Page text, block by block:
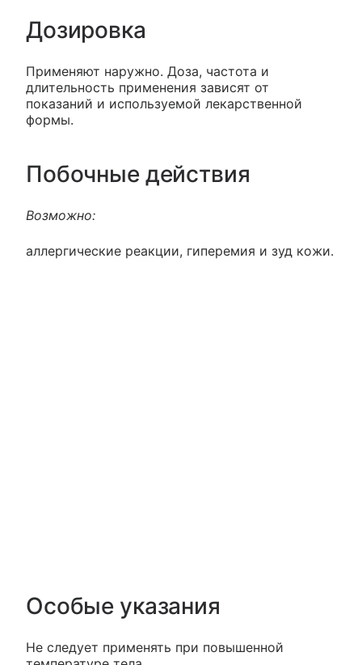
Дозировка
Применяют наружно. Доза, частота и
длительность применения зависят от
показаний и используемой лекарственной
формы.
Побочные действия
Возможно:
аллергические реакции, гиперемия и зуд кожи.
Особые указания
Не следует применять при повышенной